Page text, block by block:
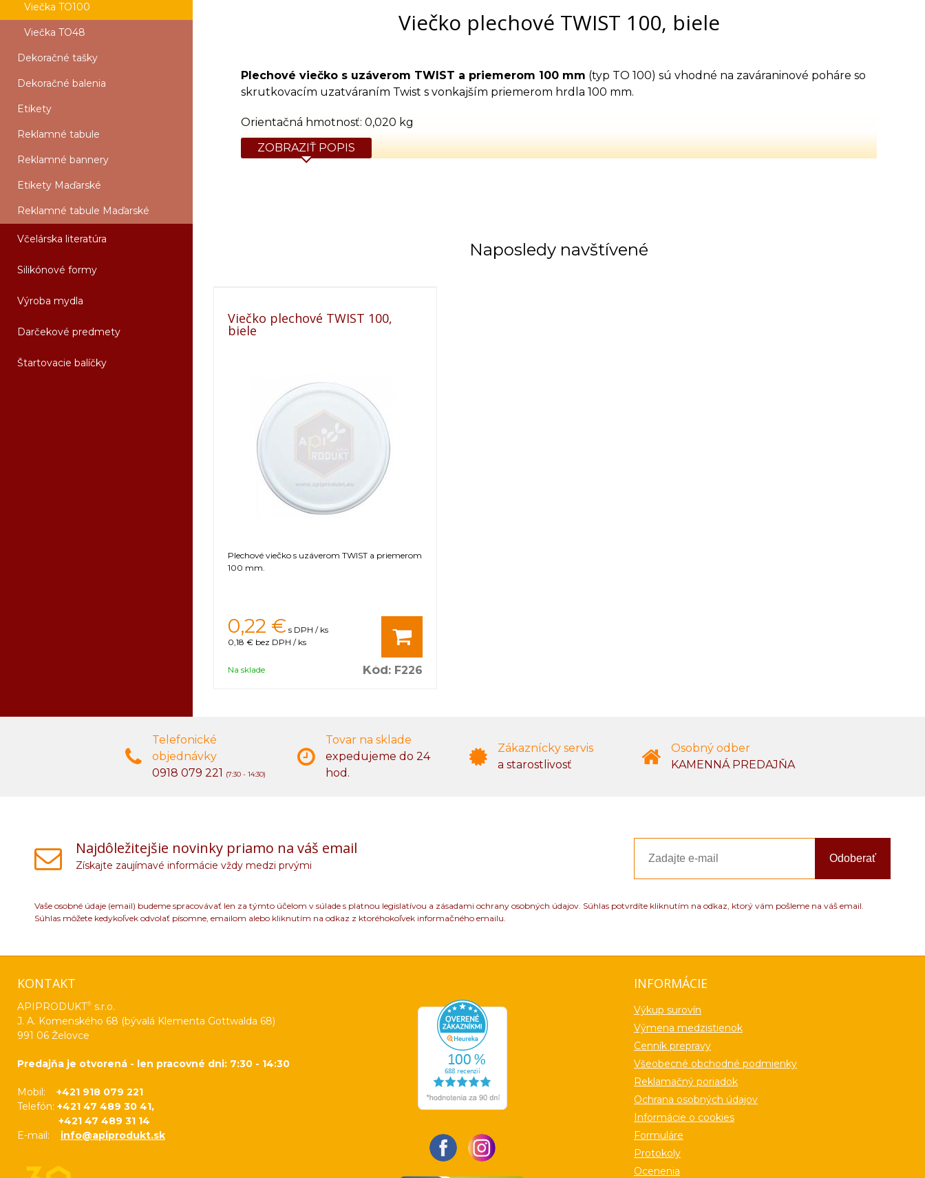
Viečka TO100
Viečka TO48
Dekoračné tašky
Dekoračné balenia
Etikety
Reklamné tabule
Reklamné bannery
Etikety Maďarské
Reklamné tabule Maďarské
Včelárska literatúra
Silikónové formy
Výroba mydla
Darčekové predmety
Štartovacie balíčky
Viečko plechové TWIST 100, biele
Plechové viečko s uzáverom TWIST a priemerom 100 mm (typ TO 100) sú vhodné na zaváraninové poháre so
skrutkovacím uzatváraním Twist s vonkajším priemerom hrdla 100 mm.
Orientačná hmotnosť: 0,020 kg
ZOBRAZIŤ POPIS
Naposledy navštívené
Viečko plechové TWIST 100,
biele
Plechové viečko s uzáverom TWIST a priemerom
100 mm.
0,22 € s DPH / ks
0,18 € bez DPH / ks
Na sklade Kód: F226
Telefonické
objednávky
0918 079 221
(7:30 - 14:30)
Tovar na sklade
expedujeme do 24
hod.
Zákaznícky servis
a starostlivosť
Osobný odber
KAMENNÁ PREDAJŇA
Najdôležitejšie novinky priamo na váš email
Získajte zaujímavé informácie vždy medzi prvými
Odoberať
Vaše osobné údaje (email) budeme spracovávať len za týmto účelom v súlade s platnou legislatívou a zásadami ochrany osobných údajov. Súhlas potvrdíte kliknutím na odkaz, ktorý vám pošleme na váš email.
Súhlas môžete kedykoľvek odvolať písomne, emailom alebo kliknutím na odkaz z ktoréhokoľvek informačného emailu.
KONTAKT
APIPRODUKT® s.r.o.
J. A. Komenského 68 (bývalá Klementa Gottwalda 68)
991 06 Želovce
Predajňa je otvorená - len pracovné dni: 7:30 - 14:30
Mobil: +421 918 079 221
Telefón: +421 47 489 30 41,
+421 47 489 31 14
E-mail: info@apiprodukt.sk
INFORMÁCIE
Výkup surovín
Výmena medzistienok
Cenník prepravy
Všeobecné obchodné podmienky
Reklamačný poriadok
Ochrana osobných údajov
Informácie o cookies
Formuláre
Protokoly
Ocenenia